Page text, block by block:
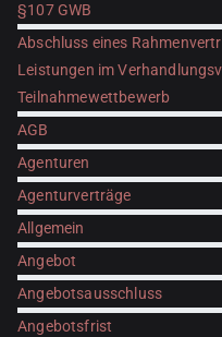
§107 GWB
Abschluss eines
Leistungen im
Teilnahmewettbewerb
AGB
Agenturen
Agenturverträge
Allgemein
Angebot
Angebotsausschluss
Angebotsfrist